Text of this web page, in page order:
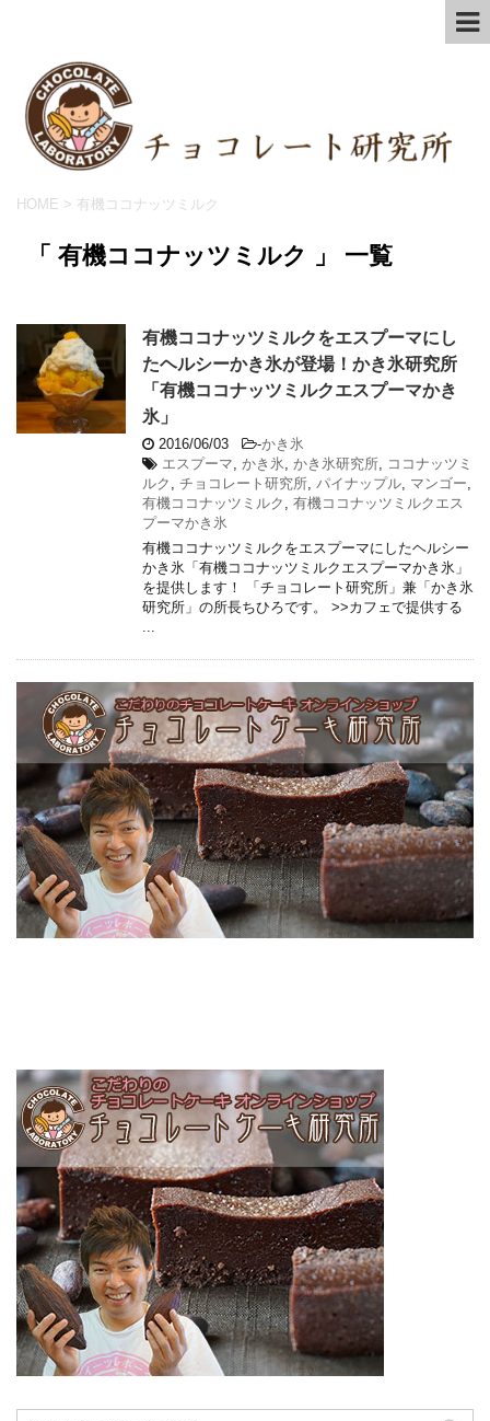
HOME > 有機ココナッツミルク
「 有機ココナッツミルク 」 一覧
有機ココナッツミルクをエスプーマにし
たヘルシーかき氷が登場！かき氷研究所
「有機ココナッツミルクエスプーマかき
氷」
2016/06/03 -かき氷
エスプーマ かき氷 かき氷研究所
ココナッツミ
ルク
チョコレート研究所 パイナップル マンゴー
有機ココナッツミルク
有機ココナッツミルクエス
プーマかき氷
有機ココナッツミルクをエスプーマにしたヘルシー
かき氷「有機ココナッツミルクエスプーマかき氷」
を提供します！ 「チョコレート研究所」兼「かき氷
研究所」の所長ちひろです。 >>カフェで提供する